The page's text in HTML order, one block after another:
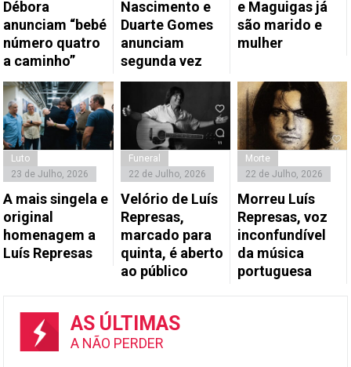
Débora
anunciam “bebé
número quatro
a caminho”
Nascimento e
Duarte Gomes
anunciam
segunda vez
e Maguigas já
são marido e
mulher
Luto
23 de Julho, 2026
A mais singela e
original
homenagem a
Luís Represas
Funeral
22 de Julho, 2026
Velório de Luís
Represas,
marcado para
quinta, é aberto
ao público
Morte
22 de Julho, 2026
Morreu Luís
Represas, voz
inconfundível
da música
portuguesa
AS ÚLTIMAS
A NÃO PERDER